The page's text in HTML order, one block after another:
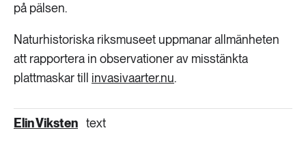
på pälsen.
Naturhistoriska riksmuseet uppmanar allmänheten
att rapportera in observationer av misstänkta
plattmaskar till invasivaarter.nu.
Elin Viksten text